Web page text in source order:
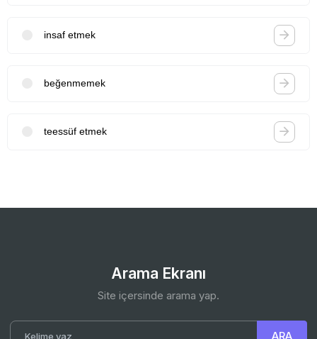
insaf etmek
beğenmemek
teessüf etmek
Arama Ekranı
Site içersinde arama yap.